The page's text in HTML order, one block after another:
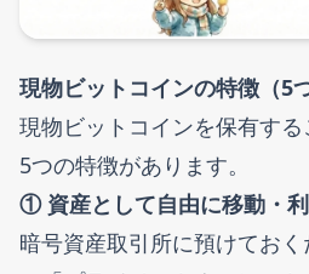
現物ビットコインの特徴（5
現物ビットコインを保有す
5つの特徴があります。
① 資産として自由に移動・
暗号資産取引所に預けてお